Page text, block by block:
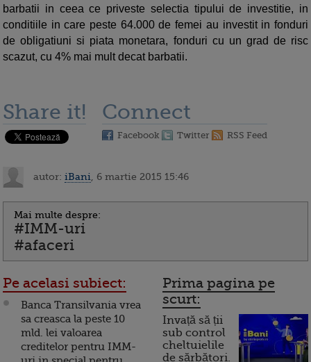
barbatii in ceea ce priveste selectia tipului de investitie, in
conditiile in care peste 64.000 de femei au investit in fonduri
de obligatiuni si piata monetara, fonduri cu un grad de risc
scazut, cu 4% mai mult decat barbatii.
Share it! Connect
Facebook Twitter RSS Feed
autor: iBani , 6 martie 2015 15:46
Mai multe despre:
#IMM-uri
#afaceri
Pe acelasi subiect:
Banca Transilvania vrea
sa creasca la peste 10
mld. lei valoarea
creditelor pentru IMM-
Prima pagina pe
scurt:
Invață să ții
sub control
cheltuielile
de sărbători.